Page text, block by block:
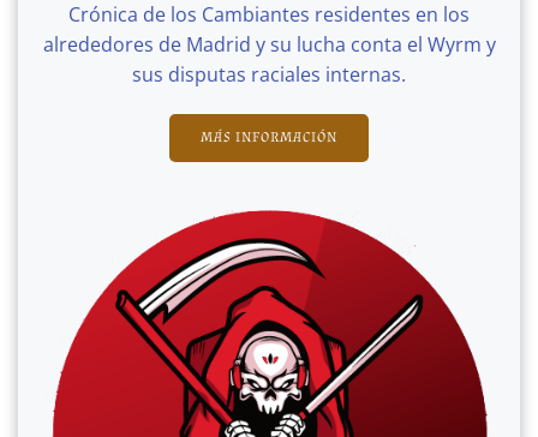
Crónica de los Cambiantes residentes en los
alrededores de Madrid y su lucha conta el Wyrm y
sus disputas raciales internas.
MÁS INFORMACIÓN